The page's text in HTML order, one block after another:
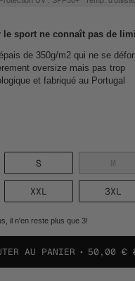
le sport ne connaît pas de
de 350g/m2 qui ne se
oversize mais pas trop
et fabriqué au Portugal
S
ÉPUISÉE
OU
NON
M
OU
NON
XXL
ÉPUISÉE
NON
DISPONIBLE
3XL
il n'en reste plus que 3!
AU PANIER 50,00 €